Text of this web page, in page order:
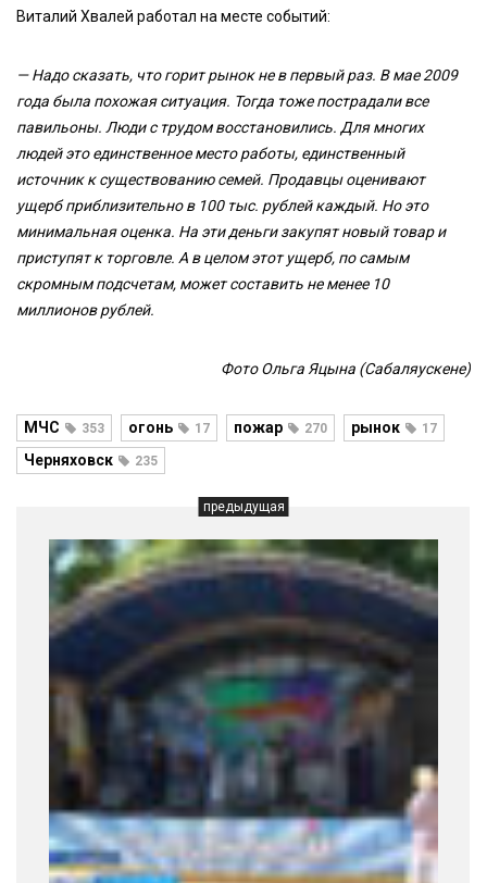
Виталий Хвалей работал на месте событий:
— Надо сказать, что горит рынок не в первый раз. В мае 2009
года была похожая ситуация. Тогда тоже пострадали все
павильоны. Люди с трудом восстановились. Для многих
людей это единственное место работы, единственный
источник к существованию семей. Продавцы оценивают
ущерб приблизительно в 100 тыс. рублей каждый. Но это
минимальная оценка. На эти деньги закупят новый товар и
приступят к торговле. А в целом этот ущерб, по самым
скромным подсчетам, может составить не менее 10
миллионов рублей.
Фото Ольга Яцына (Сабаляускене)
МЧС 353 огонь 17 пожар 270 рынок 17
Черняховск 235
предыдущая